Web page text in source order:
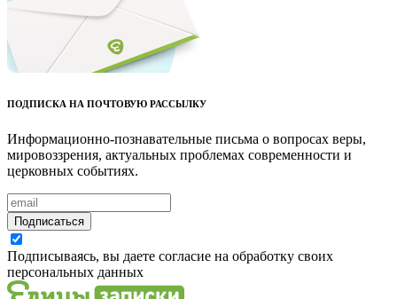
ПОДПИСКА НА ПОЧТОВУЮ РАССЫЛКУ
Информационно-познавательные письма о вопросах веры,
мировоззрения, актуальных проблемах современности и
церковных событиях.
Подписаться
Подписываясь, вы даете согласие на обработку своих
персональных данных